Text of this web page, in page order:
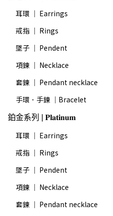
耳環 ｜ Earrings
戒指 ｜ Rings
墜子 ｜ Pendent
項鍊 ｜ Necklace
套鍊 ｜ Pendant necklace
手環．手鍊 ｜Bracelet
鉑金系列 | 𝐏𝐥𝐚𝐭𝐢𝐧𝐮𝐦
耳環 ｜ Earrings
戒指 ｜ Rings
墜子 ｜ Pendent
項鍊 ｜ Necklace
套鍊 ｜ Pendant necklace